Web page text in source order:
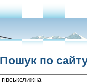
Пошук по